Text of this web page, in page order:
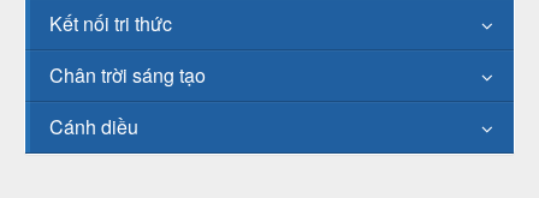
Kết nối tri thức
Chân trời sáng tạo
Cánh diều